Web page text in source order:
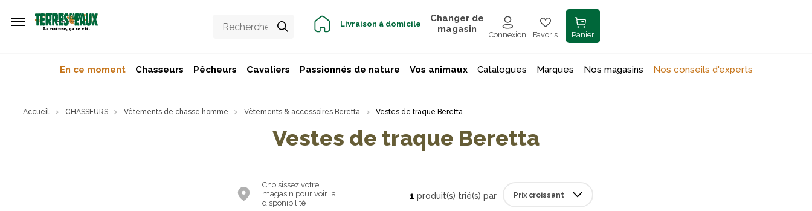
Livraison à domicile
Changer de
magasin
Connexion Favoris Panier
En ce moment Chasseurs Pêcheurs Cavaliers Passionnés de nature Vos animaux Catalogues Marques Nos magasins Nos conseils d'experts
Accueil CHASSEURS Vêtements de chasse homme Vêtements & accessoires Beretta Vestes de traque Beretta
Vestes de traque Beretta
Choisissez votre
magasin pour voir la
disponibilité
1 produit(s) trié(s) par